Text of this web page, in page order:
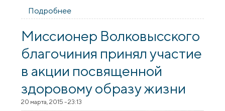
Подробнее
профилактическом мероприятии в Доме
культуры города Волковыска
Миссионер Волковысского
благочиния принял участие
в акции посвященной
здоровому образу жизни
20 марта, 2015 - 23:13